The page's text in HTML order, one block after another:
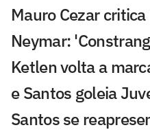
Mauro Cezar
Neymar:
Ketlen volta a
e Santos goleia
Santos se